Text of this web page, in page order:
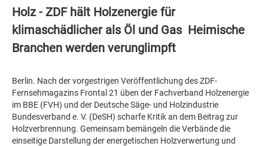
Holz - ZDF hält Holzenergie für
klimaschädlicher als Öl und Gas  Heimische
Branchen werden verunglimpft
Berlin. Nach der vorgestrigen Veröffentlichung des ZDF-
Fernsehmagazins Frontal 21 üben der Fachverband Holzenergie
im BBE (FVH) und der Deutsche Säge- und Holzindustrie
Bundesverband e. V. (DeSH) scharfe Kritik an dem Beitrag zur
Holzverbrennung. Gemeinsam bemängeln die Verbände die
einseitige Darstellung der energetischen Holzverwertung und